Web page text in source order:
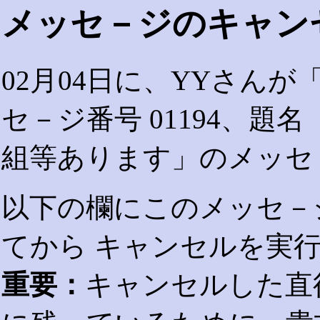
メッセ－ジのキャ
02月04日に、YYさんが
セ－ジ番号 01194、題
組等あります」のメッ
以下の欄にこのメッセ
てから キャンセルを実
重要： キャンセルした